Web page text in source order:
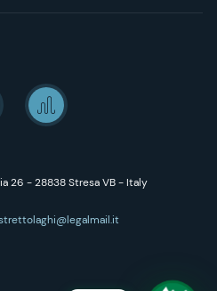
26 - 28838 Stresa VB - Italy